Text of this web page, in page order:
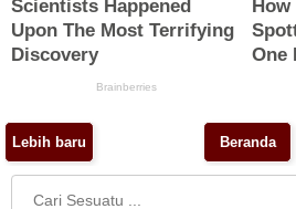
Lebih baru Beranda